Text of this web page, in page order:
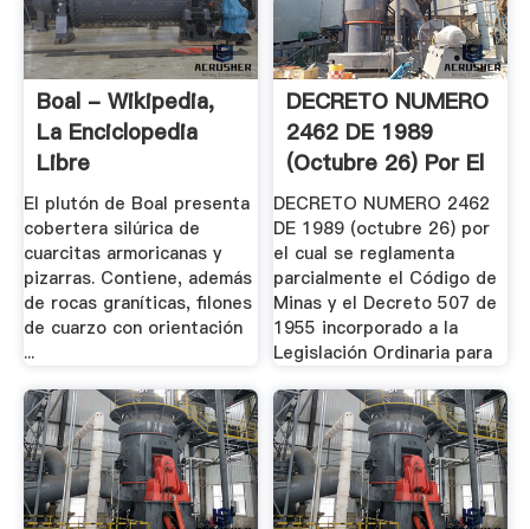
Boal - Wikipedia,
La Enciclopedia
Libre
El plutón de Boal presenta
cobertera silúrica de
cuarcitas armoricanas y
pizarras. Contiene, además
de rocas graníticas, filones
de cuarzo con orientación
...
DECRETO NUMERO
2462 DE 1989
(octubre 26) Por El
.
DECRETO NUMERO 2462
DE 1989 (octubre 26) por
el cual se reglamenta
parcialmente el Código de
Minas y el Decreto 507 de
1955 incorporado a la
Legislación Ordinaria para